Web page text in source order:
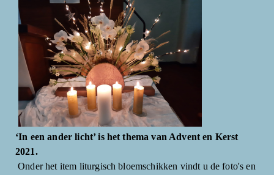
‘In een ander licht’ is het thema van Advent en Kerst
2021.
Onder het item liturgisch bloemschikken vindt u de foto's en